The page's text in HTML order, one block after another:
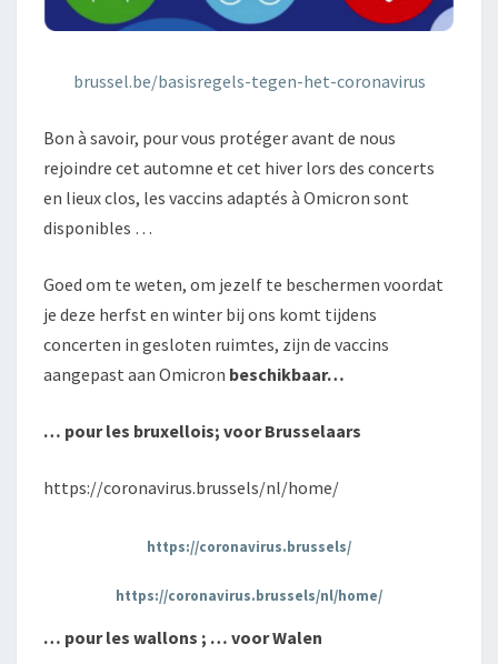
brussel.be/basisregels-tegen-het-coronavirus
Bon à savoir, pour vous protéger avant de nous
rejoindre cet automne et cet hiver lors des concerts
en lieux clos, les vaccins adaptés à Omicron sont
disponibles …
Goed om te weten, om jezelf te beschermen voordat
je deze herfst en winter bij ons komt tijdens
concerten in gesloten ruimtes, zijn de vaccins
aangepast aan Omicron beschikbaar…
… pour les bruxellois; voor Brusselaars
https://coronavirus.brussels/nl/home/
https://coronavirus.brussels/
https://coronavirus.brussels/nl/home/
… pour les wallons ; … voor Walen